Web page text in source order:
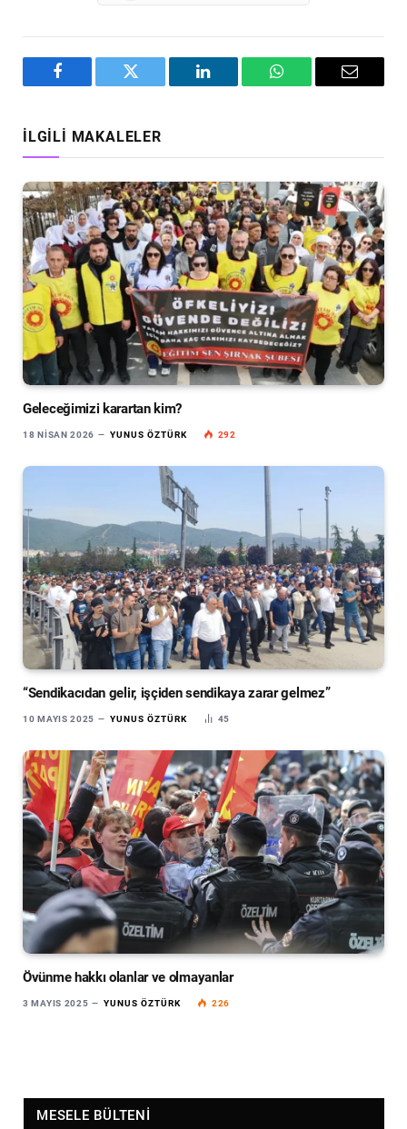
Facebook Twitter LinkedIn WhatsAppEmail
İLGILI MAKALELER
Geleceğimizi karartan kim?
18 NISAN 2026 YUNUS ÖZTÜRK 292
“Sendikacıdan gelir, işçiden sendikaya zarar gelmez”
10 MAYIS 2025 YUNUS ÖZTÜRK 45
Övünme hakkı olanlar ve olmayanlar
3 MAYIS 2025 YUNUS ÖZTÜRK 226
MESELE BÜLTENI